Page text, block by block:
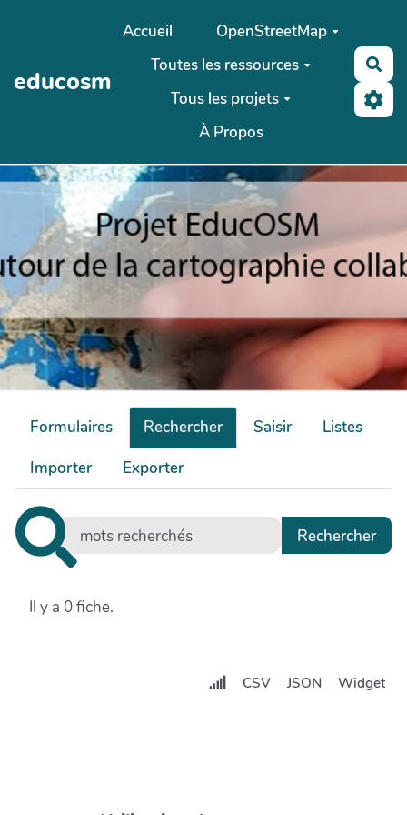
Aller au contenu principal
educosm
Accueil
OpenStreetMap
Toutes les ressources
Tous les projets
À Propos
Formulaires Rechercher Saisir
Listes
Importer
Exporter
Il y a 0 fiche.
CSV JSON Widget